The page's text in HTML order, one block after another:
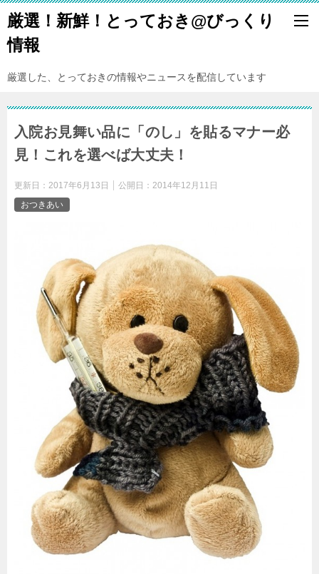
厳選！新鮮！とっておき@びっくり
情報
厳選した、とっておきの情報やニュースを配信しています
入院お見舞い品に「のし」を貼るマナー必
見！これを選べば大丈夫！
更新日： 2017年6月13日 公開日： 2014年12月11日
おつきあい